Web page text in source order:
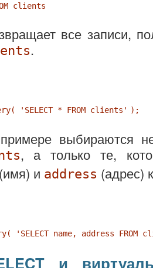
clients
все записи,
.
'SELECT * FROM clients' );
выбираются
, а только те,
(имя) и address (адрес)
'SELECT name, address FROM
и